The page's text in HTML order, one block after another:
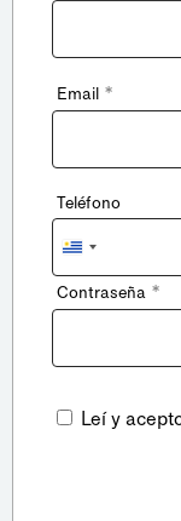
Email *
Teléfono
Uruguay
+598
Contraseña *
Leí y